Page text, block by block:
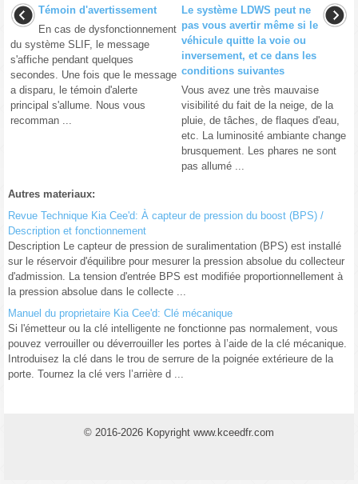
Témoin d'avertissement
En cas de dysfonctionnement
du système SLIF, le message
s'affiche pendant quelques
secondes. Une fois que le message
a disparu, le témoin d'alerte
principal s'allume. Nous vous
recomman ...
Le système LDWS peut ne
pas vous avertir même si le
véhicule quitte la voie ou
inversement, et ce dans les
conditions suivantes
Vous avez une très mauvaise
visibilité du fait de la neige, de la
pluie, de tâches, de flaques d'eau,
etc. La luminosité ambiante change
brusquement. Les phares ne sont
pas allumé ...
Autres materiaux:
Revue Technique Kia Cee'd: À capteur de pression du boost (BPS) /
Description et fonctionnement
Description Le capteur de pression de suralimentation (BPS) est installé
sur le réservoir d'équilibre pour mesurer la pression absolue du collecteur
d'admission. La tension d'entrée BPS est modifiée proportionnellement à
la pression absolue dans le collecte ...
Manuel du proprietaire Kia Cee'd: Clé mécanique
Si l'émetteur ou la clé intelligente ne fonctionne pas normalement, vous
pouvez verrouiller ou déverrouiller les portes à l’aide de la clé mécanique.
Introduisez la clé dans le trou de serrure de la poignée extérieure de la
porte. Tournez la clé vers l’arrière d ...
© 2016-2026 Kopyright www.kceedfr.com